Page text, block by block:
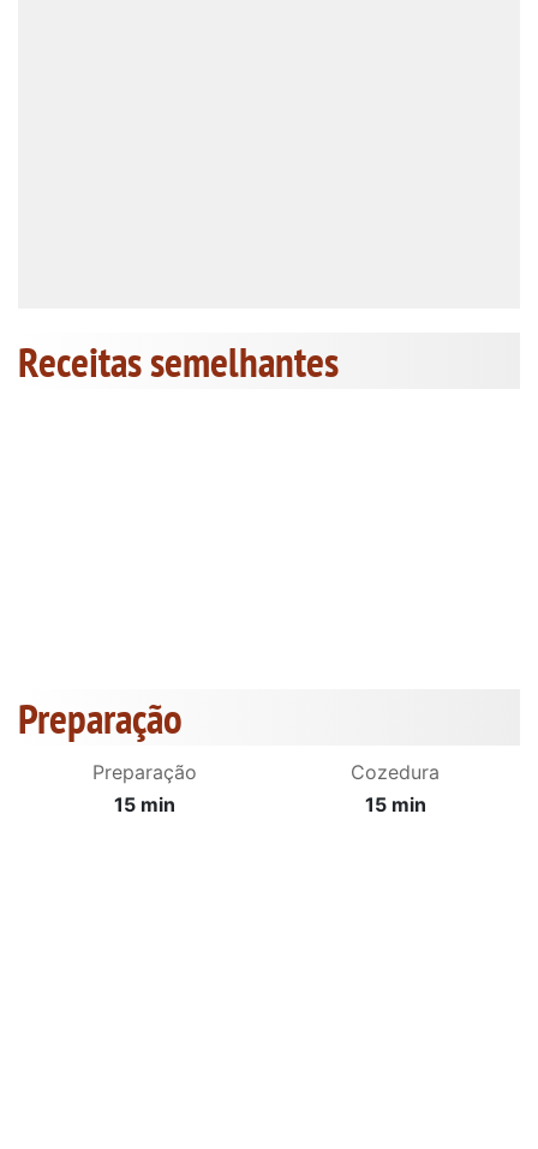
Receitas semelhantes
Preparação
Preparação
15 min
Cozedura
15 min